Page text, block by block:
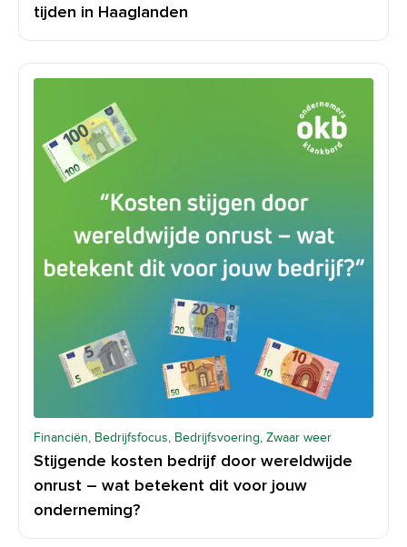
tijden in Haaglanden
Financiën, Bedrijfsfocus, Bedrijfsvoering, Zwaar weer
Stijgende kosten bedrijf door wereldwijde
onrust – wat betekent dit voor jouw
onderneming?